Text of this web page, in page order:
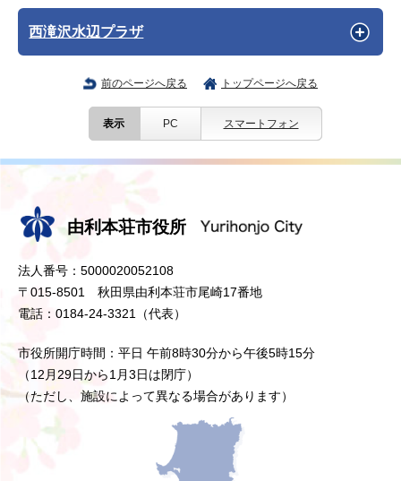
西滝沢水辺プラザ
前のページへ戻る トップページへ戻る
表示 PC スマートフォン
由利本荘市役所
法人番号：5000020052108
〒015-8501 秋田県由利本荘市尾崎17番地
電話：0184-24-3321（代表）
市役所開庁時間：平日 午前8時30分から午後5時15分
（12月29日から1月3日は閉庁）
（ただし、施設によって異なる場合があります）